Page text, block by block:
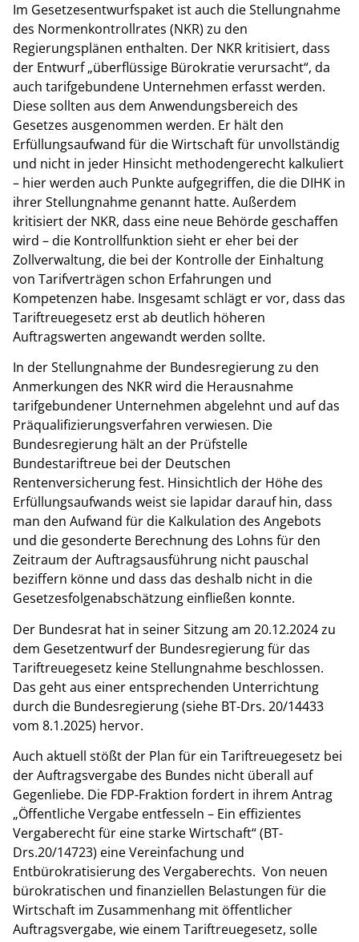
Im Gesetzesentwurfspaket ist auch die Stellungnahme
des Normenkontrollrates (NKR) zu den
Regierungsplänen enthalten. Der NKR kritisiert, dass
der Entwurf „überflüssige Bürokratie verursacht“, da
auch tarifgebundene Unternehmen erfasst werden.
Diese sollten aus dem Anwendungsbereich des
Gesetzes ausgenommen werden. Er hält den
Erfüllungsaufwand für die Wirtschaft für unvollständig
und nicht in jeder Hinsicht methodengerecht kalkuliert
– hier werden auch Punkte aufgegriffen, die die DIHK in
ihrer Stellungnahme genannt hatte. Außerdem
kritisiert der NKR, dass eine neue Behörde geschaffen
wird – die Kontrollfunktion sieht er eher bei der
Zollverwaltung, die bei der Kontrolle der Einhaltung
von Tarifverträgen schon Erfahrungen und
Kompetenzen habe. Insgesamt schlägt er vor, dass das
Tariftreuegesetz erst ab deutlich höheren
Auftragswerten angewandt werden sollte.
In der Stellungnahme der Bundesregierung zu den
Anmerkungen des NKR wird die Herausnahme
tarifgebundener Unternehmen abgelehnt und auf das
Präqualifizierungsverfahren verwiesen. Die
Bundesregierung hält an der Prüfstelle
Bundestariftreue bei der Deutschen
Rentenversicherung fest. Hinsichtlich der Höhe des
Erfüllungsaufwands weist sie lapidar darauf hin, dass
man den Aufwand für die Kalkulation des Angebots
und die gesonderte Berechnung des Lohns für den
Zeitraum der Auftragsausführung nicht pauschal
beziffern könne und dass das deshalb nicht in die
Gesetzesfolgenabschätzung einfließen konnte.
Der Bundesrat hat in seiner Sitzung am 20.12.2024 zu
dem Gesetzentwurf der Bundesregierung für das
Tariftreuegesetz keine Stellungnahme beschlossen.
Das geht aus einer entsprechenden Unterrichtung
durch die Bundesregierung (siehe BT-Drs. 20/14433
vom 8.1.2025) hervor.
Auch aktuell stößt der Plan für ein Tariftreuegesetz bei
der Auftragsvergabe des Bundes nicht überall auf
Gegenliebe. Die FDP-Fraktion fordert in ihrem Antrag
„Öffentliche Vergabe entfesseln – Ein effizientes
Vergaberecht für eine starke Wirtschaft“ (BT-
Drs.20/14723) eine Vereinfachung und
Entbürokratisierung des Vergaberechts. Von neuen
bürokratischen und finanziellen Belastungen für die
Wirtschaft im Zusammenhang mit öffentlicher
Auftragsvergabe, wie einem Tariftreuegesetz, solle